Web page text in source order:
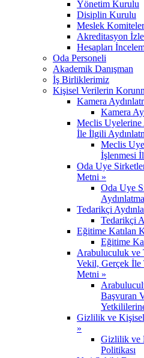
Yönetim Kurulu
Disiplin Kurulu
Meslek
Akreditasyon
Hesapları
Oda Personeli
Akademik Danışman
İş Birliklerimiz
Kişisel Verilerin
Kamera
Kamera
Meclis
İle İlgili
Meclis
İşlenmesi
Oda Uye
Metni »
Oda Uye
Tedarikçi
Tedarikçi
Eğitime Katılan
Eğitime
Arabuluculuk ve
Vekil, Gerçek İle
Metni »
Başvuran
Gizlilik ve Kişisel
»
Gizlilik ve
Politikası